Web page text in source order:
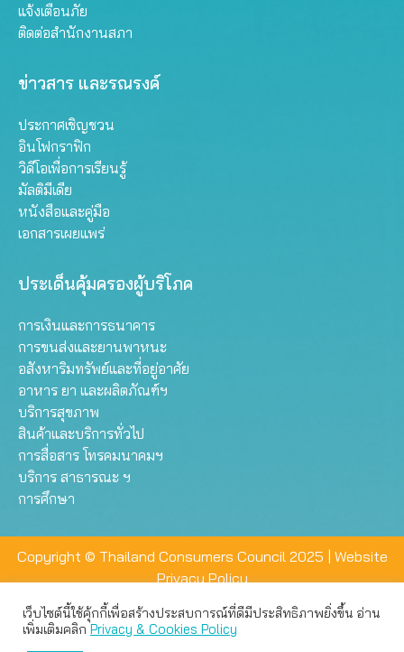
แจ้งเตือนภัย
ติดต่อสำนักงานสภา
ข่าวสาร และรณรงค์
ประกาศเชิญชวน
อินโฟกราฟิก
วิดีโอเพื่อการเรียนรู้
มัลติมีเดีย
หนังสือและคู่มือ
เอกสารเผยแพร่
ประเด็นคุ้มครองผู้บริโภค
การเงินและการธนาคาร
การขนส่งและยานพาหนะ
อสังหาริมทรัพย์และที่อยู่อาศัย
อาหาร ยา และผลิตภัณฑ์ฯ
บริการสุขภาพ
สินค้าและบริการทั่วไป
การสื่อสาร โทรคมนาคมฯ
บริการ สาธารณะ ฯ
การศึกษา
Copyright © Thailand Consumers Council 2025 | Website
Privacy Policy
เว็บไซต์นี้ใช้คุ้กกี้เพื่อสร้างประสบการณ์ที่ดีมีประสิทธิภาพยิ่งขึ้น อ่าน
เพิ่มเติมคลิกPrivacy & Cookies Policy
เว็บไซต์นี้ใช้คุกกี้เพื่อมอบประสบการณ์การใช้งานที่ดีให้แก่ท่าน คุณ
สามารถเลือกตั้งค่าความเป็นส่วนตัวได้